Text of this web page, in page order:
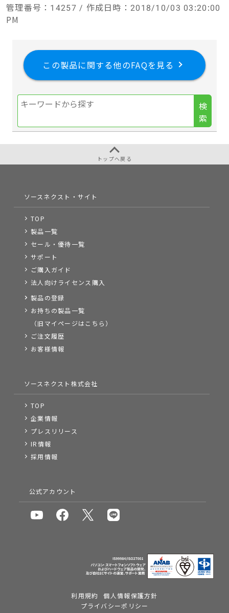
管理番号 ：14257 / 作成日時 ：2018/10/03 03:20:00
PM
この製品に関する他のFAQを見る
検
索
トップへ戻る
ソースネクスト・サイト
TOP
製品一覧
セール・優待一覧
サポート
ご購入ガイド
法人向けライセンス購入
製品の登録
お持ちの製品一覧
（旧マイページはこちら）
ご注文履歴
お客様情報
ソースネクスト株式会社
TOP
企業情報
プレスリリース
IR情報
採用情報
公式アカウント
利用規約
個人情報保護方針
プライバシーポリシー